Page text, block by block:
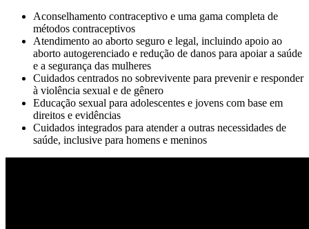
Aconselhamento contraceptivo e uma gama completa de
métodos contraceptivos
Atendimento ao aborto seguro e legal, incluindo apoio ao
aborto autogerenciado e redução de danos para apoiar a saúde
e a segurança das mulheres
Cuidados centrados no sobrevivente para prevenir e responder
à violência sexual e de gênero
Educação sexual para adolescentes e jovens com base em
direitos e evidências
Cuidados integrados para atender a outras necessidades de
saúde, inclusive para homens e meninos